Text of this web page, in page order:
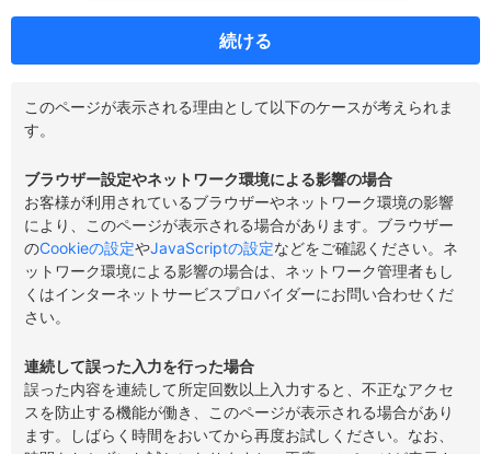
続ける
このページが表示される理由として以下のケースが考えられま
す。
ブラウザー設定やネットワーク環境による影響の場合
お客様が利用されているブラウザーやネットワーク環境の影響
により、このページが表示される場合があります。ブラウザー
のCookieの設定やJavaScriptの設定などをご確認ください。ネ
ットワーク環境による影響の場合は、ネットワーク管理者もし
くはインターネットサービスプロバイダーにお問い合わせくだ
さい。
連続して誤った入力を行った場合
誤った内容を連続して所定回数以上入力すると、不正なアクセ
スを防止する機能が働き、このページが表示される場合があり
ます。しばらく時間をおいてから再度お試しください。なお、